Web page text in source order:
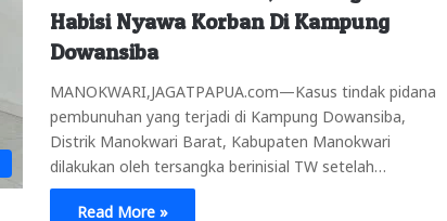
Habisi Nyawa Korban Di Kampung
Dowansiba
MANOKWARI,JAGATPAPUA.com—Kasus tindak pidana
pembunuhan yang terjadi di Kampung Dowansiba,
Distrik Manokwari Barat, Kabupaten Manokwari
dilakukan oleh tersangka berinisial TW setelah…
Read More »